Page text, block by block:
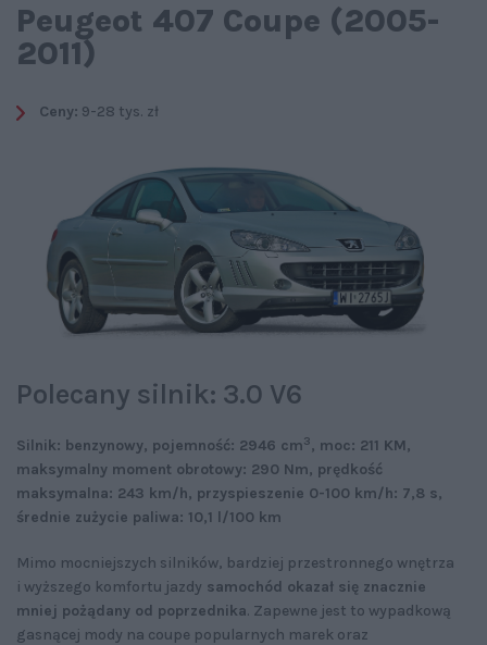
Peugeot 407 Coupe (2005-
2011)
Ceny: 9-28 tys. zł
Polecany silnik: 3.0 V6
Silnik: benzynowy, pojemność: 2946 cm3, moc: 211 KM,
maksymalny moment obrotowy: 290 Nm, prędkość
maksymalna: 243 km/h, przyspieszenie 0-100 km/h: 7,8 s,
średnie zużycie paliwa: 10,1 l/100 km
Mimo mocniejszych silników, bardziej przestronnego wnętrza
i wyższego komfortu jazdy samochód okazał się znacznie
mniej pożądany od poprzednika. Zapewne jest to wypadkową
gasnącej mody na coupe popularnych marek oraz